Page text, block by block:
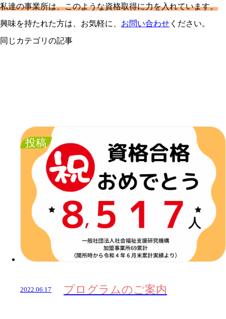
私達の事業所は、このような資格取得に力を入れています。
興味を持たれた方は、お気軽に、 お問い合わせ ください。
同じカテゴリの記事
投稿
2022.06.17 プログラムのご案内